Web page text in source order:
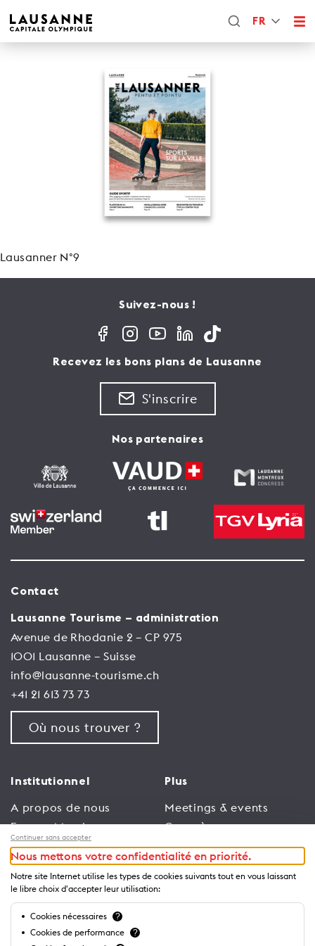
FR
Lausanner N°9
Suivez-nous !
Recevez les bons plans de Lausanne
S'inscrire
Nos partenaires
Contact
Lausanne Tourisme – administration
Avenue de Rhodanie 2 – CP 975
1001 Lausanne – Suisse
info@lausanne-tourisme.ch
+41 21 613 73 73
Où nous trouver ?
Institutionnel
A propos de nous
Espace Membres
Emploi
Conditions générales
d’utilisation
Politique de
confidentialité
Plus
Meetings & events
Congrès
Trade
Espace Médias
Annonceurs
Brochures et guides
Continuer sans accepter
Nous mettons votre confidentialité en priorité.
Notre site Internet utilise les types de cookies suivants tout en vous laissant
le libre choix d'accepter leur utilisation:
Cookies nécessaires ?
Cookies de performance ?